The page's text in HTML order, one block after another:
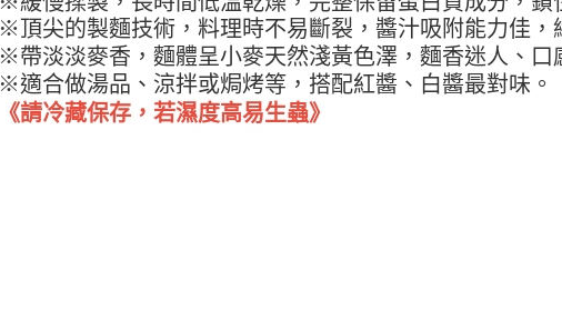
３．未成年的
「AFTEE先享
任。
４．使用「
即時審查核予
宅配-新竹物流
每筆NT$150
離島客戶-中華
※頂尖的製麵技術，料理時不易斷裂，醬汁吸附能力佳，
※帶淡淡麥香，麵體呈小麥天然淺黃色澤，麵香迷人、口
※適合做湯品、涼拌或焗烤等，搭配紅醬、白醬最對味。
《請冷藏保存，若濕度高易生蟲》